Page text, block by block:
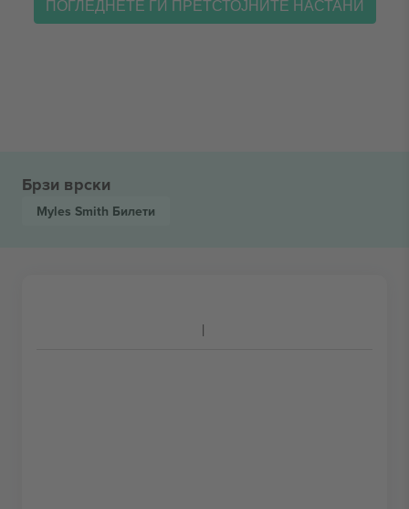
ПОГЛЕДНЕТЕ ГИ ПРЕТСТОЈНИТЕ НАСТАНИ
Брзи врски
Myles Smith Билети